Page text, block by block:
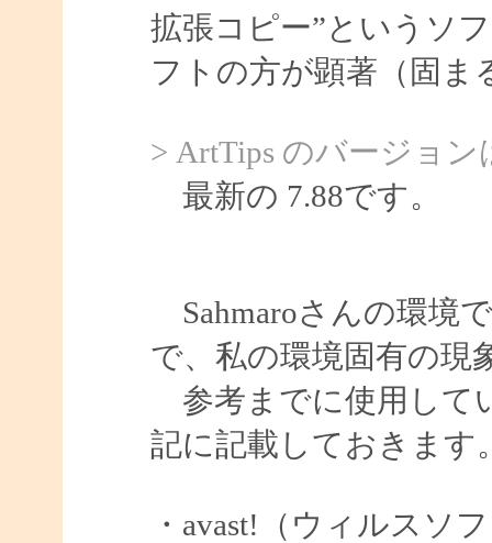
拡張コピー”というソ
フトの方が顕著（固ま
> ArtTips のバージョ
最新の 7.88です。
Sahmaroさんの環境
で、私の環境固有の現
参考までに使用して
記に記載しておきます
・avast!（ウィルスソ